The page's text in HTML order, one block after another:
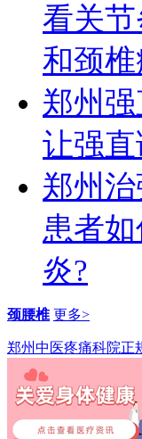
看关
和颈椎
郑州
让强
郑州
患者
炎?
颈腰椎 更多>
郑州中医疼痛科院正